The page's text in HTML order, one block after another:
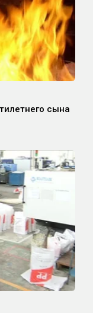
сына